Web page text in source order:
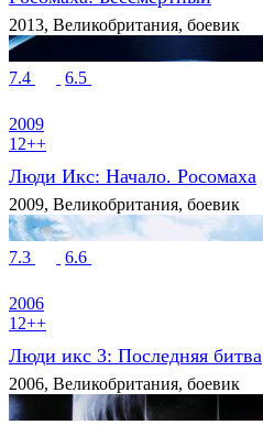
2013, Великобритания, боевик
7.4 6.5
2009
12++
Люди Икс: Начало. Росомаха
2009, Великобритания, боевик
7.3 6.6
2006
12++
Люди икс 3: Последняя битва
2006, Великобритания, боевик